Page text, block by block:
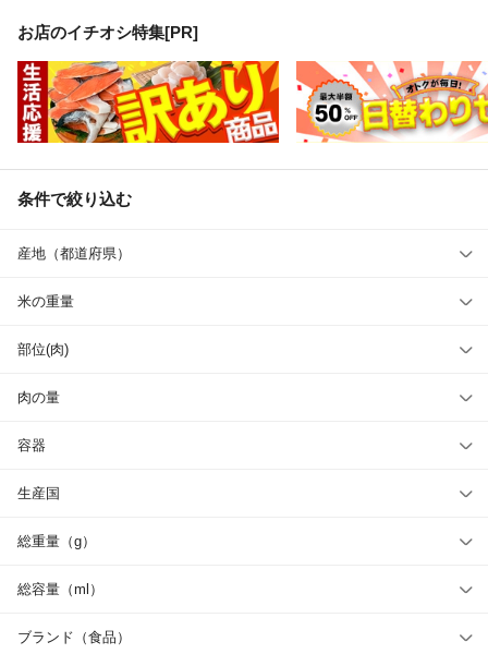
お店のイチオシ特集[PR]
条件で絞り込む
産地（都道府県）
米の重量
部位(肉)
肉の量
容器
生産国
総重量（g）
総容量（ml）
ブランド（食品）